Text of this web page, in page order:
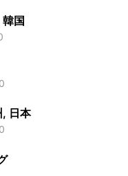
国
, 日本